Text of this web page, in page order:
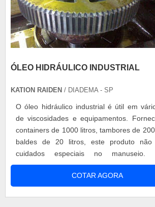
ÓLEO HIDRÁULICO INDUSTRIAL
KATION RAIDEN / DIADEMA - SP
O óleo hidráulico industrial é útil em
de viscosidades e equipamentos.
containers de 1000 litros, tambores de
baldes de 20 litros, este produto não
cuidados especiais no manuseio.
recomenda-se a leitura das instruções
nos rótulos afixados nas
principalmente as contidas na
COTAR AGORA